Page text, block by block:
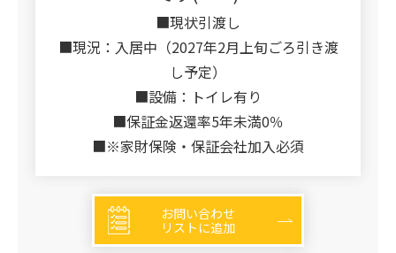
■現状引渡し
■現況：入居中（2027年2月上旬ごろ引き渡
し予定）
■設備：トイレ有り
■保証金返還率5年未満0％
■※家財保険・保証会社加入必須
お問い合わせ
リストに追加